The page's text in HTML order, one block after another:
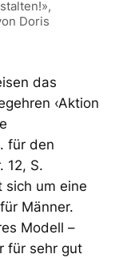
Doris
das
‹Aktion
für den
12, S.
sich um eine
Männer.
Modell –
für sehr gut